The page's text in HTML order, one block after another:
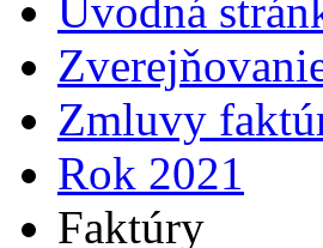
Úvodná
Zmluvy
Rok 2021
Faktúry